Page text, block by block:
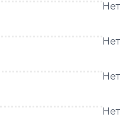
Нет
Нет
Нет
Нет